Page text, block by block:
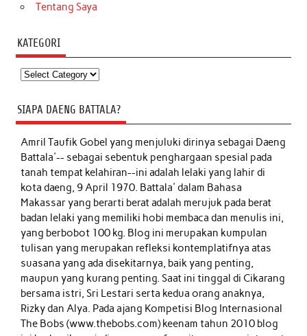
Tentang Saya
KATEGORI
Kategori
SIAPA DAENG BATTALA?
Amril Taufik Gobelyang menjuluki dirinya sebagai Daeng
Battala'-- sebagai sebentuk penghargaan spesial pada
tanah tempat kelahiran--ini adalah lelaki yang lahir di
kota daeng, 9 April 1970. Battala' dalam Bahasa
Makassar yang berarti berat adalah merujuk pada berat
badan lelaki yang memiliki hobi membaca dan menulis ini,
yang berbobot 100 kg. Blog ini merupakan kumpulan
tulisan yang merupakan refleksi kontemplatifnya atas
suasana yang ada disekitarnya, baik yang penting,
maupun yang kurang penting. Saat ini tinggal di Cikarang
bersama istri, Sri Lestari serta kedua orang anaknya,
Rizky dan Alya. Pada ajang Kompetisi Blog Internasional
The Bobs (www.thebobs.com) keenam tahun 2010 blog